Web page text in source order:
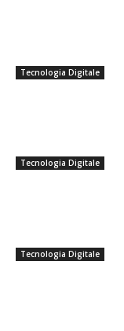
Tecnologia Digitale
Tecnologia Digitale
Tecnologia Digitale